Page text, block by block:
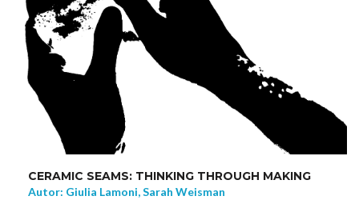
CERAMIC SEAMS: THINKING THROUGH MAKING
Autor: Giulia Lamoni, Sarah Weisman